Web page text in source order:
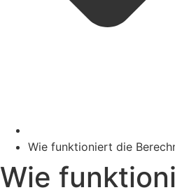
Wie funktioniert die
Wie